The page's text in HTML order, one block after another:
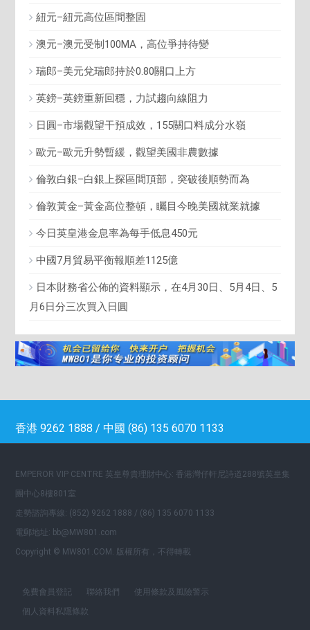
紐元–紐元高位區間整固
澳元–澳元受制100MA，高位爭持待變
瑞郎–美元兌瑞郎持於0.80關口上方
英鎊–英鎊重新回穩，力試趨向線阻力
日圓–市場觀望干預成效，155關口料成分水嶺
歐元–歐元升勢暫緩，觀望美國非農數據
倫敦白銀–白銀上探區間頂部，突破後順勢而為
倫敦黃金–黃金高位整頓，矚目今晚美國就業就據
今日英皇港金息率為每手低息450元
中國7月貿易平衡報順差1125億
日本財務省公佈的資料顯示，在4月30日、5月4日、5
月6日分三次買入日圓
香港 9262 1888 / 中國 (86) 135 6070 1133
EMPEROR VIP CENTRE 英皇尊貴理財中心: 香港灣仔軒尼詩道288號英皇集
團中心8樓801室
走勢諮詢專線: (852) 9262 1888 / (86) 135 6070 1133
電郵地址: bb@MW801.com
Copyright © MW801.COM. 版權所有，不得轉載
免費會員登記 聯絡我們
使用條款及風險警示
個人資料私隱條款